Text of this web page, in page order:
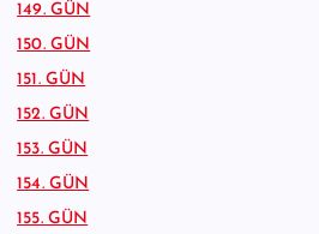
149. GÜN
150. GÜN
151. GÜN
152. GÜN
153. GÜN
154. GÜN
155. GÜN